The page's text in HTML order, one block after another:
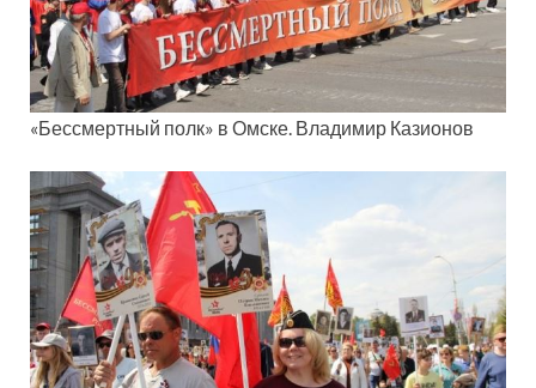
«Бессмертный полк» в Омске. Владимир Казионов